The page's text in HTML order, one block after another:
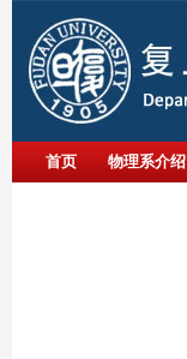
首页 物理系介绍